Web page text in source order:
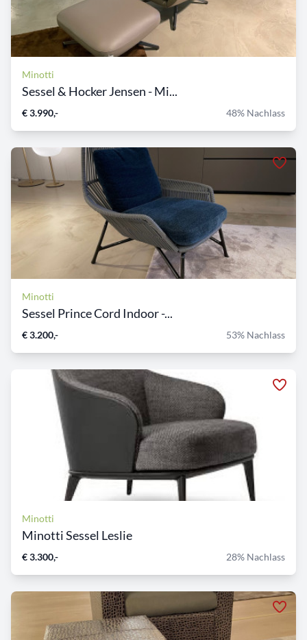
Minotti
Sessel & Hocker Jensen - Mi...
€ 3.990,- 48% Nachlass
Minotti
Sessel Prince Cord Indoor -...
€ 3.200,- 53% Nachlass
Minotti
Minotti Sessel Leslie
€ 3.300,- 28% Nachlass